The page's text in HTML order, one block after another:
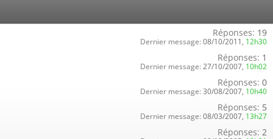
Réponses: 19
Dernier message: 08/10/2011, 12h30
Réponses: 1
Dernier message: 27/10/2007, 10h02
Réponses: 0
Dernier message: 30/08/2007, 10h40
Réponses: 5
Dernier message: 08/03/2007, 13h27
Réponses: 2